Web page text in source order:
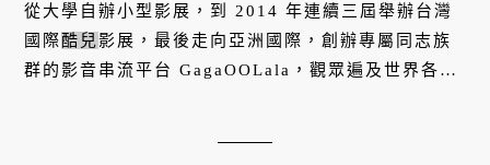
從大學自辦小型影展，到 2014 年連續三屆舉辦台灣
國際酷兒影展，最後走向亞洲國際，創辦專屬同志族
群的影音串流平台 GagaOOLala，觀眾遍及世界各